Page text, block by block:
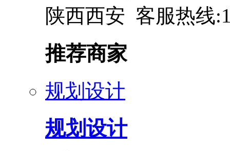
陕西西安 客服热线
推荐商家
规划设计
规划设计